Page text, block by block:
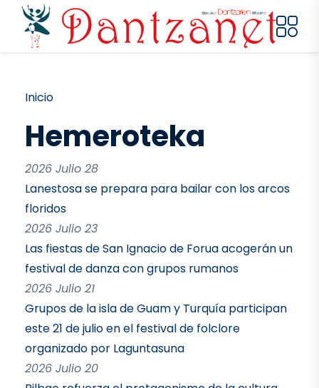
Pasar al contenido principal
Ruta de navegación
Inicio
Hemeroteka
2026 Julio 28
Lanestosa se prepara para bailar con los arcos
floridos
2026 Julio 23
Las fiestas de San Ignacio de Forua acogerán un
festival de danza con grupos rumanos
2026 Julio 21
Grupos de la isla de Guam y Turquía participan
este 21 de julio en el festival de folclore
organizado por Laguntasuna
2026 Julio 20